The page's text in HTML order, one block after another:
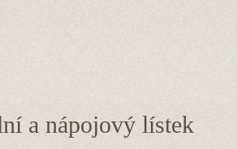
a nápojový lístek